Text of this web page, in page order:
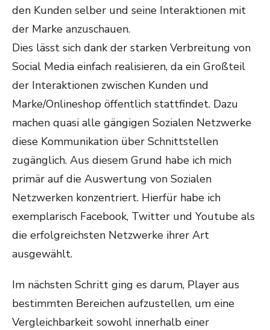
den Kunden selber und seine Interaktionen mit
der Marke anzuschauen.
Dies lässt sich dank der starken Verbreitung von
Social Media einfach realisieren, da ein Großteil
der Interaktionen zwischen Kunden und
Marke/Onlineshop öffentlich stattfindet. Dazu
machen quasi alle gängigen Sozialen Netzwerke
diese Kommunikation über Schnittstellen
zugänglich. Aus diesem Grund habe ich mich
primär auf die Auswertung von Sozialen
Netzwerken konzentriert. Hierfür habe ich
exemplarisch Facebook, Twitter und Youtube als
die erfolgreichsten Netzwerke ihrer Art
ausgewählt.
Im nächsten Schritt ging es darum, Player aus
bestimmten Bereichen aufzustellen, um eine
Vergleichbarkeit sowohl innerhalb einer